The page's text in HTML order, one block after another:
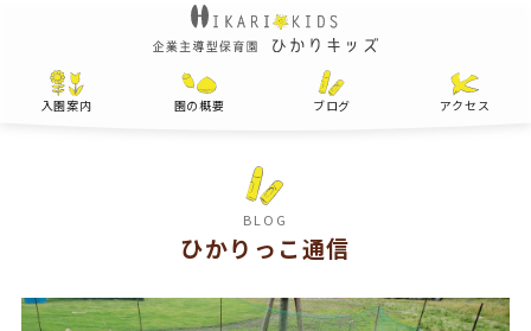
入園案内 園の概要 ブログ アクセス
BLOG
ひかりっこ通信